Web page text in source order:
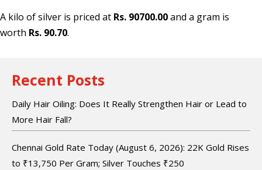
A kilo of silver is priced at Rs. 90700.00and a gram is
worth Rs. 90.70.
Recent Posts
Daily Hair Oiling: Does It Really Strengthen Hair or Lead to
More Hair Fall?
Chennai Gold Rate Today (August 6, 2026): 22K Gold Rises
to ₹13,750 Per Gram; Silver Touches ₹250